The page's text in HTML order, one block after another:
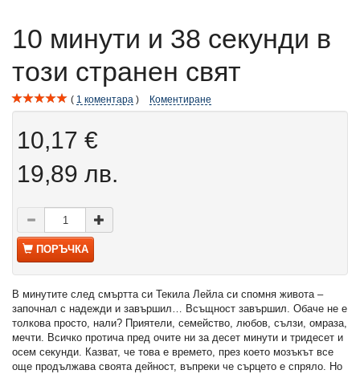
10 минути и 38 секунди в
този странен свят
1 коментара Коментиране
10,17 €
19,89 лв.
ПОРЪЧКА
В минутите след смъртта си Текила Лейла си спомня живота –
започнал с надежди и завършил… Всъщност завършил. Обаче не е
толкова просто, нали? Приятели, семейство, любов, сълзи, омраза,
мечти. Всичко протича пред очите ни за десет минути и тридесет и
осем секунди. Казват, че това е времето, през което мозъкът все
още продължава своята дейност, въпреки че сърцето е спряло. Но